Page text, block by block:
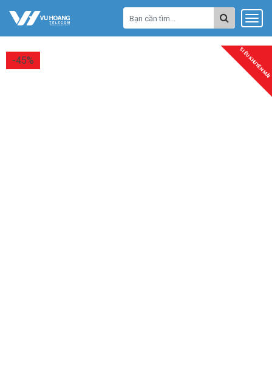
SIÊU KHUYẾN MÃI
-45%